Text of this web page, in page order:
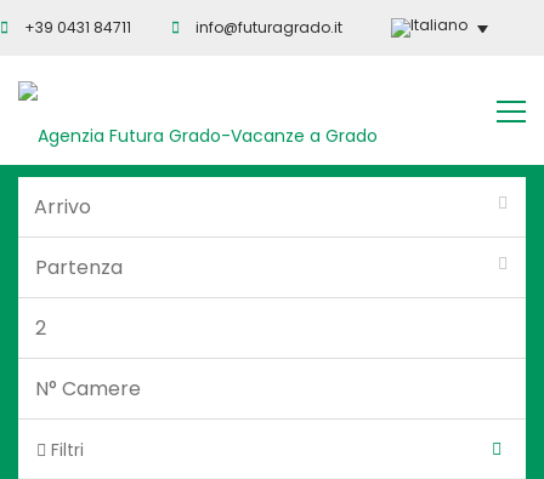
+39 0431 84711 info@futuragrado.it
Filtri